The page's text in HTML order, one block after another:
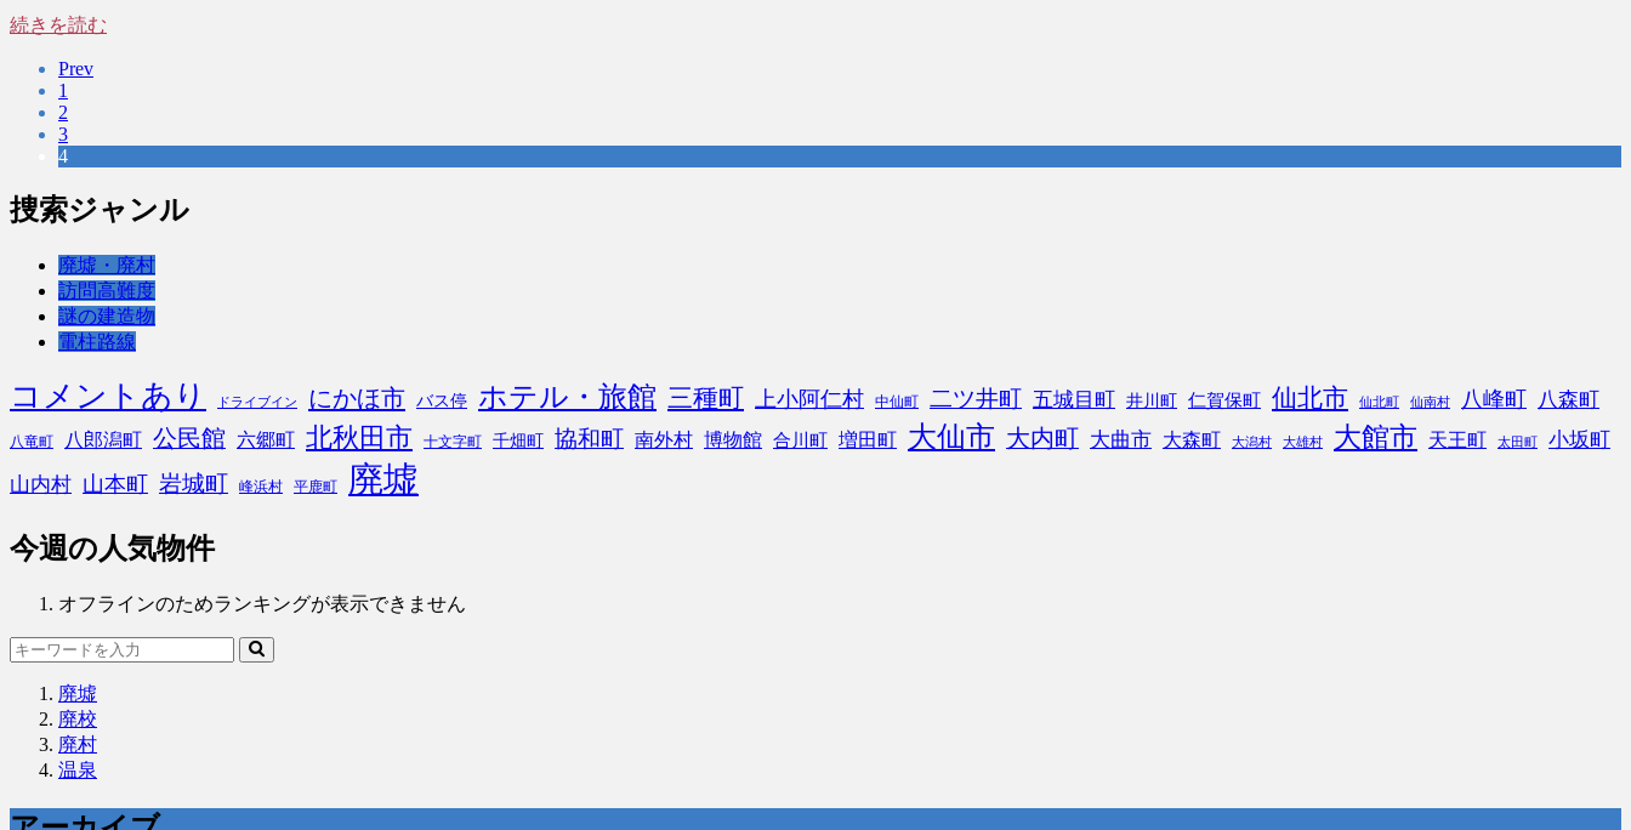
続きを読む
Prev
1
2
3
4
捜索ジャンル
廃墟・廃村
訪問高難度
謎の建造物
電柱路線
コメントあり ドライブイン にかほ市 バス停 ホテル・旅館 三種町 上小阿仁村 中仙町 二ツ井町 五城目町 井川町 仁賀保町 仙北市 仙北町 仙南村 八峰町 八森町
八竜町 八郎潟町 公民館 六郷町 北秋田市 十文字町 千畑町 協和町 南外村 博物館 合川町 増田町 大仙市 大内町 大曲市 大森町 大潟村 大雄村 大館市 天王町 太田町
小坂町
山内村 山本町 岩城町 峰浜村 平鹿町 廃墟
今週の人気物件
オフラインのためランキングが表示できません
廃墟
廃校
廃村
温泉